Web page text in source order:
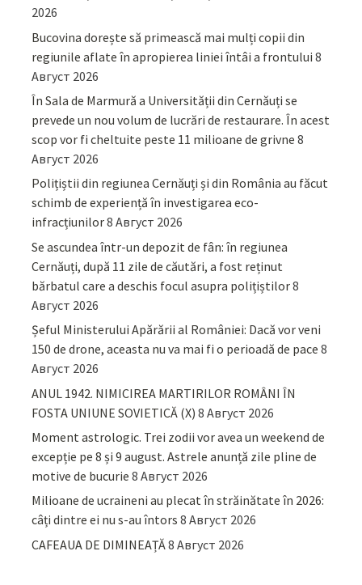
2026
Bucovina dorește să primească mai mulți copii din
regiunile aflate în apropierea liniei întâi a frontului 8
Август 2026
În Sala de Marmură a Universității din Cernăuți se
prevede un nou volum de lucrări de restaurare. În acest
scop vor fi cheltuite peste 11 milioane de grivne 8
Август 2026
Polițiștii din regiunea Cernăuți și din România au făcut
schimb de experiență în investigarea eco-
infracțiunilor8 Август 2026
Se ascundea într-un depozit de fân: în regiunea
Cernăuți, după 11 zile de căutări, a fost reținut
bărbatul care a deschis focul asupra polițiștilor8
Август 2026
Șeful Ministerului Apărării al României: Dacă vor veni
150 de drone, aceasta nu va mai fi o perioadă de pace 8
Август 2026
ANUL 1942. NIMICIREA MARTIRILOR ROMÂNI ÎN
FOSTA UNIUNE SOVIETICĂ (X) 8 Август 2026
Moment astrologic. Trei zodii vor avea un weekend de
excepție pe 8 și 9 august. Astrele anunță zile pline de
motive de bucurie 8 Август 2026
Milioane de ucraineni au plecat în străinătate în 2026:
câți dintre ei nu s-au întors 8 Август 2026
CAFEAUA DE DIMINEAȚĂ8 Август 2026